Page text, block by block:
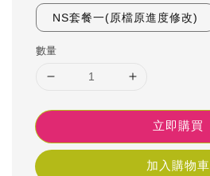
NS套餐一(原檔原進度修改)
數量
立即購買
加入購物車